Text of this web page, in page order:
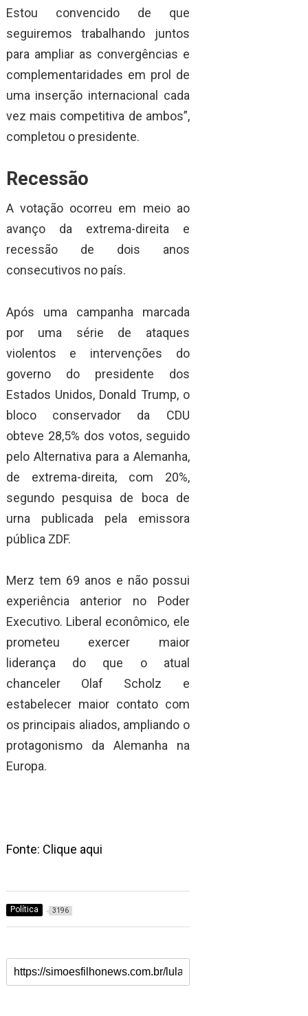
Estou convencido de que
seguiremos trabalhando juntos
para ampliar as convergências e
complementaridades em prol de
uma inserção internacional cada
vez mais competitiva de ambos”,
completou o presidente.
Recessão
A votação ocorreu em meio ao
avanço da extrema-direita e
recessão de dois anos
consecutivos no país.
Após uma campanha marcada
por uma série de ataques
violentos e intervenções do
governo do presidente dos
Estados Unidos, Donald Trump, o
bloco conservador da CDU
obteve 28,5% dos votos, seguido
pelo Alternativa para a Alemanha,
de extrema-direita, com 20%,
segundo pesquisa de boca de
urna publicada pela emissora
pública ZDF.
Merz tem 69 anos e não possui
experiência anterior no Poder
Executivo. Liberal econômico, ele
prometeu exercer maior
liderança do que o atual
chanceler Olaf Scholz e
estabelecer maior contato com
os principais aliados, ampliando o
protagonismo da Alemanha na
Europa.
Fonte: Clique aqui
Política 3196